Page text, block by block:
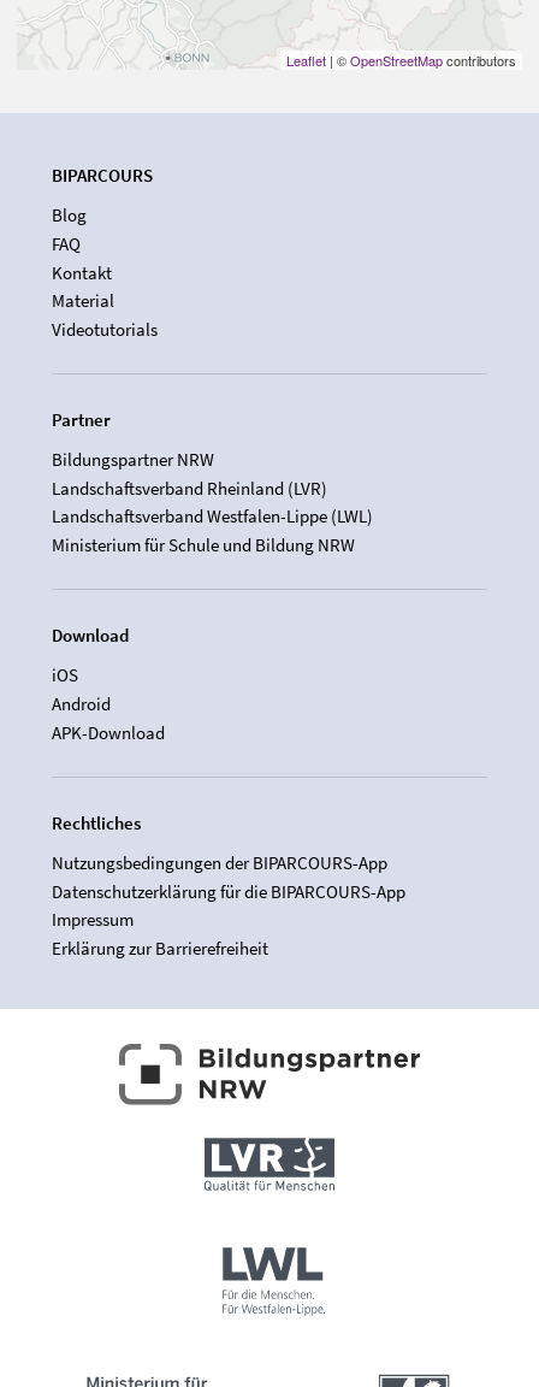
Leaflet | ©OpenStreetMapcontributors
BIPARCOURS
Blog
FAQ
Kontakt
Material
Videotutorials
Partner
Bildungspartner NRW
Landschaftsverband Rheinland (LVR)
Landschaftsverband Westfalen-Lippe (LWL)
Ministerium für Schule und Bildung NRW
Download
iOS
Android
APK-Download
Rechtliches
Nutzungsbedingungen der BIPARCOURS-App
Datenschutzerklärung für die BIPARCOURS-App
Impressum
Erklärung zur Barrierefreiheit